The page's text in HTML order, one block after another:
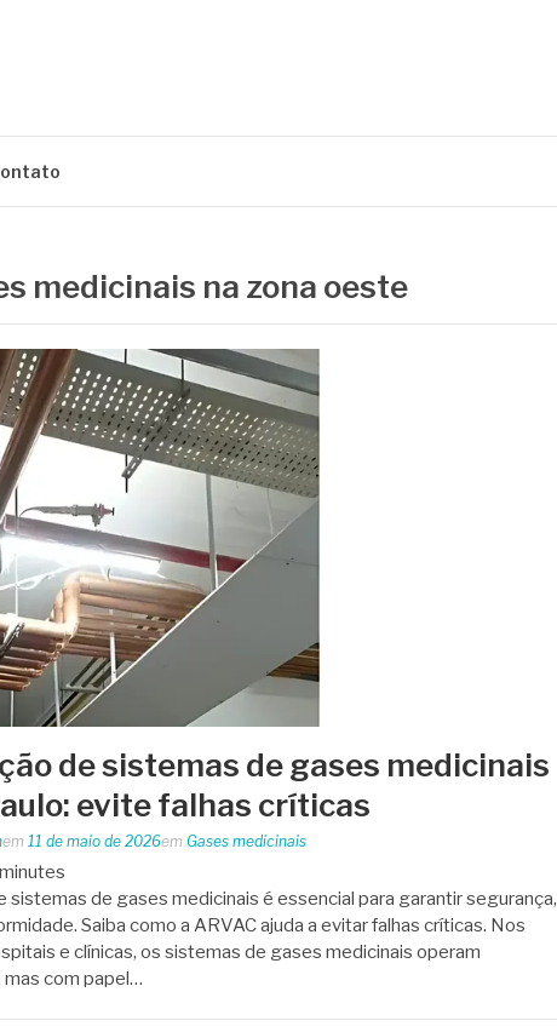
medicinais na zona oeste
de sistemas de gases medicinais
evite falhas críticas
em 11 de maio de 2026em Gases medicinais
minutes
sistemas de gases medicinais é essencial para garantir segurança,
Saiba como a ARVAC ajuda a evitar falhas críticas. Nos
e clínicas, os sistemas de gases medicinais operam
com papel…